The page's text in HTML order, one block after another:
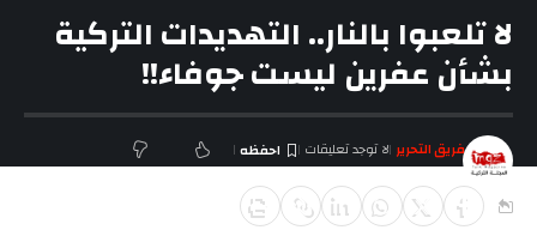
لا تلعبوا بالنار.. التهديدات التركية
بشأن عفرين ليست جوفاء!!
آخر تحديث يناير 19, 2018 11:15 ص
فريق التحرير لا توجد تعليقات